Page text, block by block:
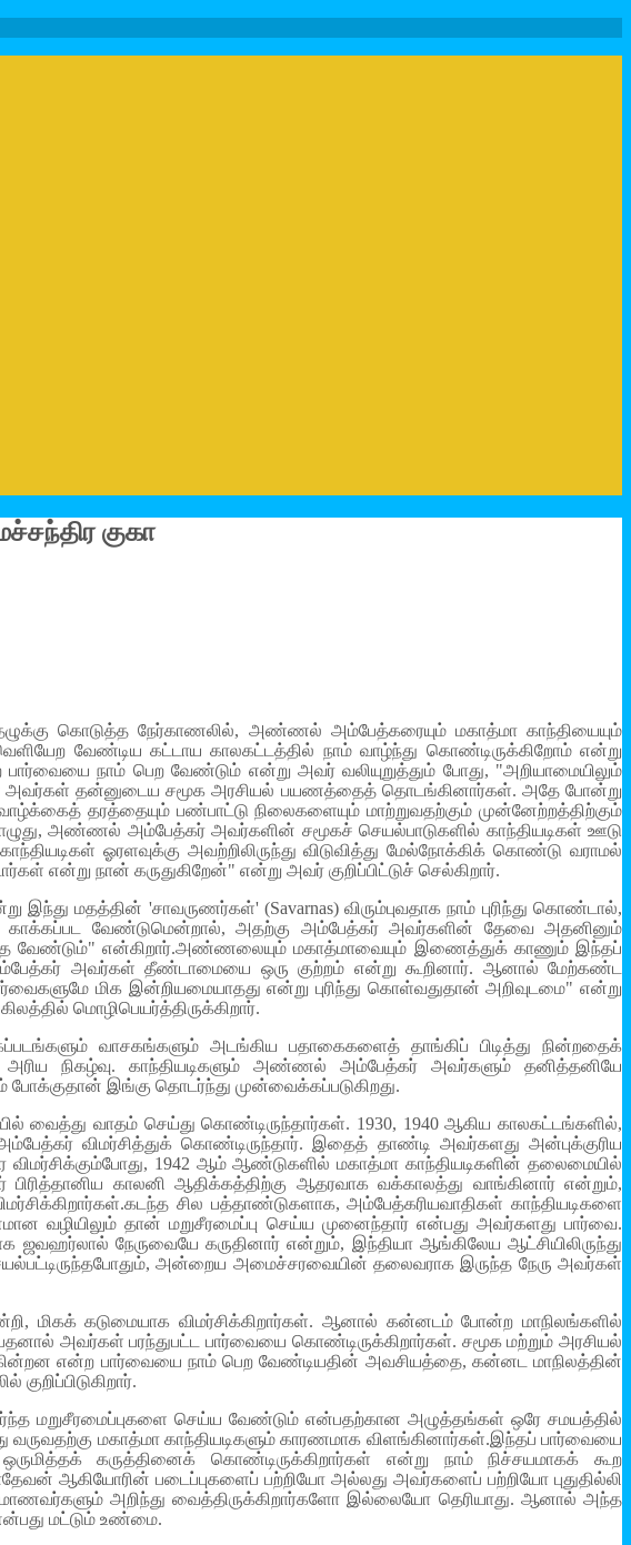
குகா
கொடுத்த நேர்காணலில், அண்ணல் அம்பேத்கரையும் மகாத்மா காந்தியையும்
வேண்டிய கட்டாய காலகட்டத்தில் நாம் வாழ்ந்து கொண்டிருக்கிறோம் என்று
நாம் பெற வேண்டும் என்று அவர் வலியுறுத்தும் போது, "அறியாமையிலும்
அவர்கள் தன்னுடைய சமூக அரசியல் பயணத்தைத் தொடங்கினார்கள். அதே போன்று
தரத்தையும் பண்பாட்டு நிலைகளையும் மாற்றுவதற்கும் முன்னேற்றத்திற்கும்
அண்ணல் அம்பேத்கர் அவர்களின் சமூகச் செயல்பாடுகளில் காந்தியடிகள் ஊடு
ஓரளவுக்கு அவற்றிலிருந்து விடுவித்து மேல்நோக்கிக் கொண்டு வராமல்
என்று நான் கருதுகிறேன்" என்று அவர் குறிப்பிட்டுச் செல்கிறார்.
இந்து மதத்தின் 'சாவருணர்கள்' (Savarnas) விரும்புவதாக நாம் புரிந்து கொண்டால்,
காக்கப்பட வேண்டுமென்றால், அதற்கு அம்பேத்கர் அவர்களின் தேவை அதனினும்
வேண்டும்" என்கிறார்.அண்ணலையும் மகாத்மாவையும் இணைத்துக் காணும் இந்தப்
அவர்கள் தீண்டாமையை ஒரு குற்றம் என்று கூறினார். ஆனால் மேற்கண்ட
மிக இன்றியமையாதது என்று புரிந்து கொள்வதுதான் அறிவுடமை" என்று
மொழிபெயர்த்திருக்கிறார்.
வாசகங்களும் அடங்கிய பதாகைகளைத் தாங்கிப் பிடித்து நின்றதைக்
நிகழ்வு. காந்தியடிகளும் அண்ணல் அம்பேத்கர் அவர்களும் தனித்தனியே
இங்கு தொடர்ந்து முன்வைக்கப்படுகிறது.
வைத்து வாதம் செய்து கொண்டிருந்தார்கள். 1930, 1940 ஆகிய காலகட்டங்களில்,
விமர்சித்துக் கொண்டிருந்தார். இதைத் தாண்டி அவர்களது அன்புக்குரிய
1942 ஆம் ஆண்டுகளில் மகாத்மா காந்தியடிகளின் தலைமையில்
காலனி ஆதிக்கத்திற்கு ஆதரவாக வக்காலத்து வாங்கினார் என்றும்,
சில பத்தாண்டுகளாக, அம்பேத்கரியவாதிகள் காந்தியடிகளை
வழியிலும் தான் மறுசீரமைப்பு செய்ய முனைந்தார் என்பது அவர்களது பார்வை.
நேருவையே கருதினார் என்றும், இந்தியா ஆங்கிலேய ஆட்சியிலிருந்து
அன்றைய அமைச்சரவையின் தலைவராக இருந்த நேரு அவர்கள்
மிகக் கடுமையாக விமர்சிக்கிறார்கள். ஆனால் கன்னடம் போன்ற மாநிலங்களில்
அவர்கள் பரந்துபட்ட பார்வையை கொண்டிருக்கிறார்கள். சமூக மற்றும் அரசியல்
என்ற பார்வையை நாம் பெற வேண்டியதின் அவசியத்தை, கன்னட மாநிலத்தின்
மறுசீரமைப்புகளை செய்ய வேண்டும் என்பதற்கான அழுத்தங்கள் ஒரே சமயத்தில்
வருவதற்கு மகாத்மா காந்தியடிகளும் காரணமாக விளங்கினார்கள்.இந்தப் பார்வையை
கருத்தினைக் கொண்டிருக்கிறார்கள் என்று நாம் நிச்சயமாகக் கூற
ஆகியோரின் படைப்புகளைப் பற்றியோ அல்லது அவர்களைப் பற்றியோ புதுதில்லி
மாணவர்களும் அறிந்து வைத்திருக்கிறார்களோ இல்லையோ தெரியாது. ஆனால் அந்த
மட்டும் உண்மை.